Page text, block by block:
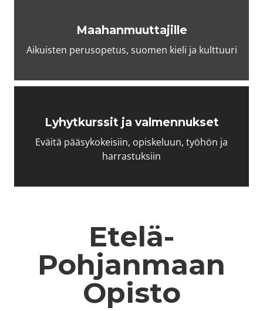
Maahan­muuttajille
Aikuisten perusopetus, suomen kieli ja kulttuuri
Lyhyt­kurssit ja valmennukset
Eväitä pääsykokeisiin, opiskeluun, työhön ja
harrastuksiin
Etelä-
Pohjanmaan
Opisto